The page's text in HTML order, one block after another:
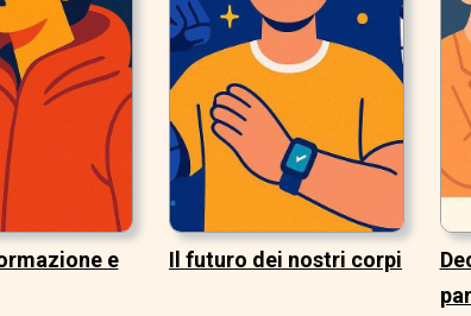
e
Il futuro dei nostri corpi